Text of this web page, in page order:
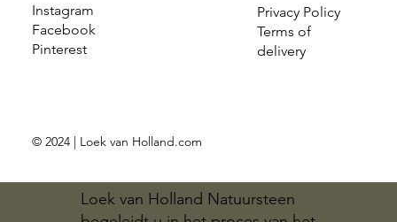
Loek van Holland Natuursteen
Instagram
Facebook
Pinterest
Privacy Policy
Terms of
delivery
© 2024 | Loek van Holland.com